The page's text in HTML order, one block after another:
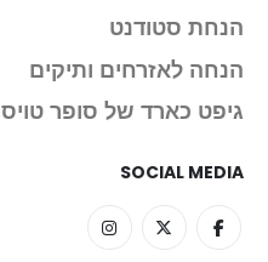
הנחת סטודנט
הנחה לאזרחים ותיקים
גיפט כארד של סופר טויס
SOCIAL MEDIA